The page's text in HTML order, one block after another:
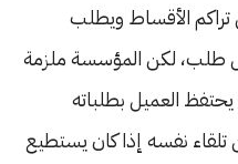
تراكم الأقساط ويطلب
طلب، لكن المؤسسة ملزمة
يحتفظ العميل بطلباته
تلقاء نفسه إذا كان يستطيع